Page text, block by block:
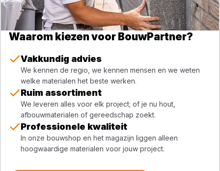
Waarom kiezen voor BouwPartner?
Vakkundig advies
We kennen de regio, we kennen mensen en we weten
welke materialen het beste werken.
Ruim assortiment
We leveren alles voor elk project; of je nu hout,
afbouwmaterialen of gereedschap zoekt.
Professionele kwaliteit
In onze bouwshop en het magazijn liggen alleen
hoogwaardige materialen voor jouw project.